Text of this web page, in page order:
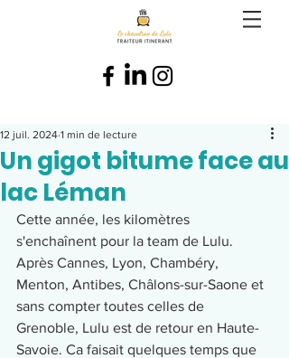
Un gigot bitume face au
lac Léman
12 juil. 2024 1 min de lecture
Cette année, les kilomètres
s'enchaînent pour la team de Lulu.
Après Cannes, Lyon, Chambéry,
Menton, Antibes, Châlons-sur-Saone et
sans compter toutes celles de
Grenoble, Lulu est de retour en Haute-
Savoie. Ca faisait quelques temps que